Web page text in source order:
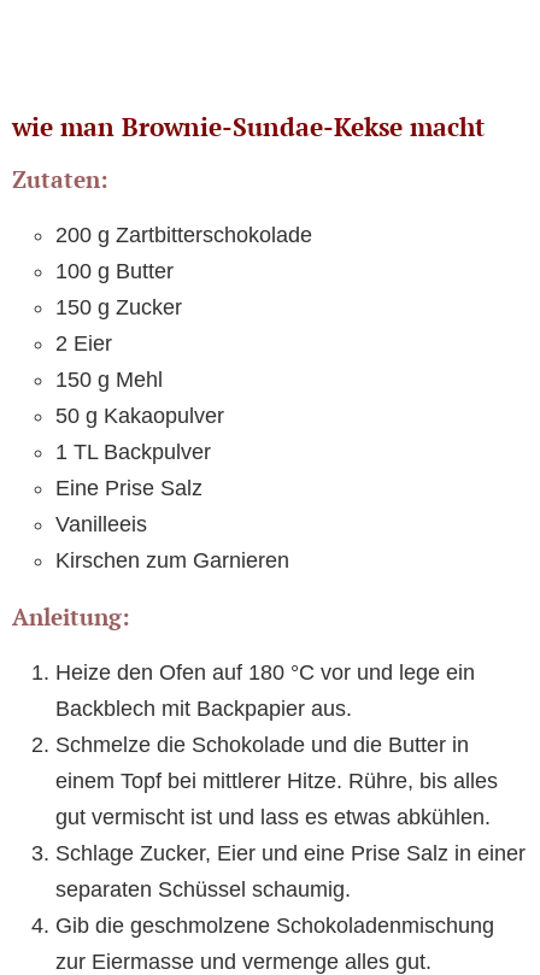
wie man Brownie-Sundae-Kekse macht
Zutaten:
200 g Zartbitterschokolade
100 g Butter
150 g Zucker
2 Eier
150 g Mehl
50 g Kakaopulver
1 TL Backpulver
Eine Prise Salz
Vanilleeis
Kirschen zum Garnieren
Anleitung:
Heize den Ofen auf 180 °C vor und lege ein
Backblech mit Backpapier aus.
Schmelze die Schokolade und die Butter in
einem Topf bei mittlerer Hitze. Rühre, bis alles
gut vermischt ist und lass es etwas abkühlen.
Schlage Zucker, Eier und eine Prise Salz in einer
separaten Schüssel schaumig.
Gib die geschmolzene Schokoladenmischung
zur Eiermasse und vermenge alles gut.